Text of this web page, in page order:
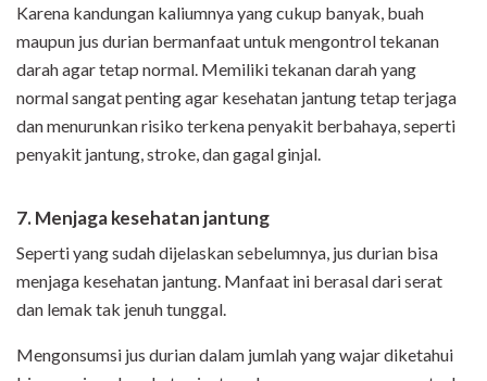
Karena kandungan kaliumnya yang cukup banyak, buah
maupun jus durian bermanfaat untuk mengontrol tekanan
darah agar tetap normal. Memiliki tekanan darah yang
normal sangat penting agar kesehatan jantung tetap terjaga
dan menurunkan risiko terkena penyakit berbahaya, seperti
penyakit jantung, stroke, dan gagal ginjal.
7. Menjaga kesehatan jantung
Seperti yang sudah dijelaskan sebelumnya, jus durian bisa
menjaga kesehatan jantung. Manfaat ini berasal dari serat
dan lemak tak jenuh tunggal.
Mengonsumsi jus durian dalam jumlah yang wajar diketahui